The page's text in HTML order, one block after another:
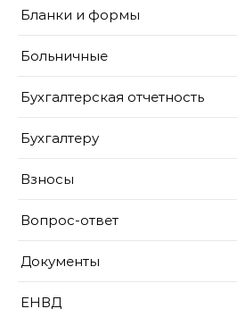
Бланки и формы
Больничные
Бухгалтерская отчетность
Бухгалтеру
Взносы
Вопрос-ответ
Документы
ЕНВД